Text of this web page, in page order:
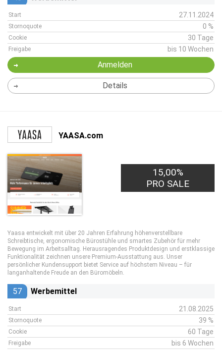
Start 27.11.2024
Stornoquote 0 %
Cookie 30 Tage
Freigabe bis 10 Wochen
Anmelden
Details
YAASA.com
15,00%
PRO SALE
Yaasa entwickelt mit über 20 Jahren Erfahrung höhenverstellbare
Schreibtische, ergonomische Bürostühle und smartes Zubehör für mehr
Bewegung im Arbeitsalltag. Herausragendes Produktdesign und erstklassige
Funktionalität zeichnen unsere Premium-Ausstattung aus. Unser
persönlicher Kundensupport bietet Service auf höchstem Niveau – für
langanhaltende Freude an den Büromöbeln.
57 Werbemittel
Start 21.08.2025
Stornoquote 39 %
Cookie 60 Tage
Freigabe bis 6 Wochen